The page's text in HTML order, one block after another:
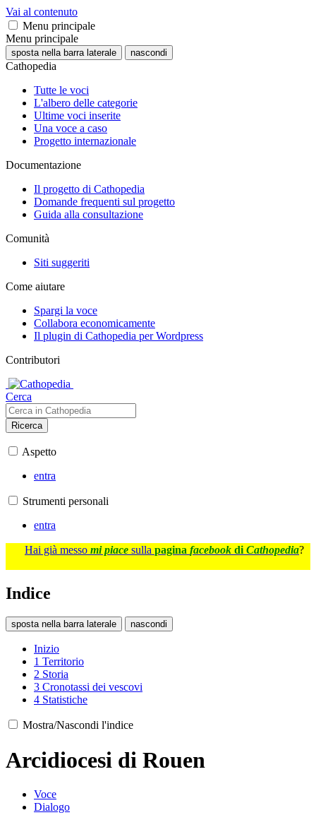
Vai al contenuto
Menu principale
Menu principale
sposta nella barra laterale nascondi
Cathopedia
Tutte le voci
L'albero delle categorie
Ultime voci inserite
Una voce a caso
Progetto internazionale
Documentazione
Il progetto di Cathopedia
Domande frequenti sul progetto
Guida alla consultazione
Comunità
Siti suggeriti
Come aiutare
Spargi la voce
Collabora economicamente
Il plugin di Cathopedia per Wordpress
Contributori
Cerca
Ricerca
Aspetto
entra
Strumenti personali
entra
Hai già messo mi piace sulla pagina facebook di Cathopedia?
Indice
sposta nella barra laterale nascondi
Inizio
1 Territorio
2 Storia
3 Cronotassi dei vescovi
4 Statistiche
Mostra/Nascondi l'indice
Arcidiocesi di Rouen
Voce
Dialogo